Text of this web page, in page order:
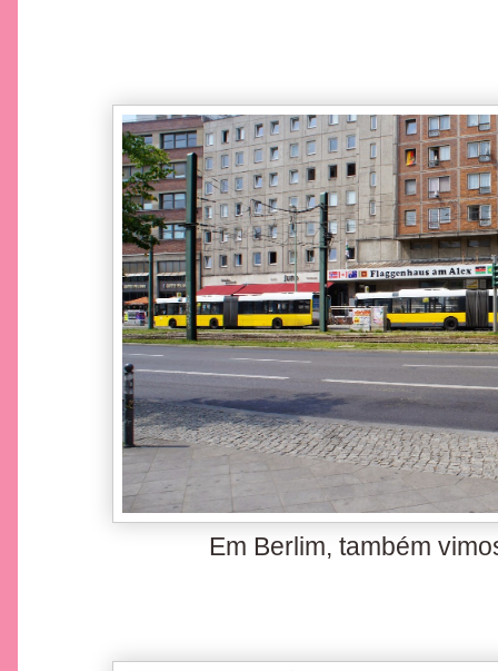
Em Berlim, também